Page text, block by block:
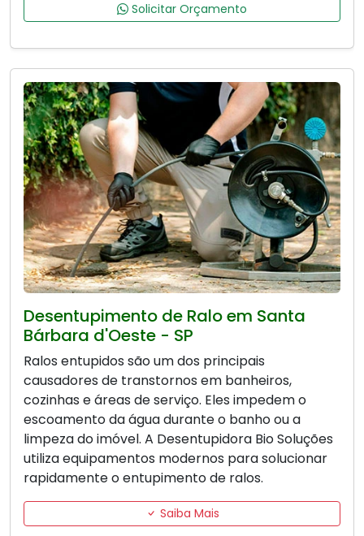
Solicitar Orçamento
Desentupimento de Ralo em Santa
Bárbara d'Oeste - SP
Ralos entupidos são um dos principais
causadores de transtornos em banheiros,
cozinhas e áreas de serviço. Eles impedem o
escoamento da água durante o banho ou a
limpeza do imóvel. A Desentupidora Bio Soluções
utiliza equipamentos modernos para solucionar
rapidamente o entupimento de ralos.
Saiba Mais